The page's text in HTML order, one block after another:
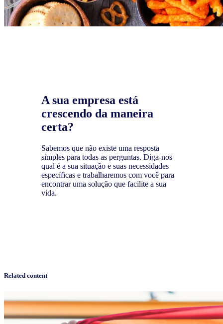
A sua empresa está
crescendo da maneira
certa?
Sabemos que não existe uma resposta
simples para todas as perguntas. Diga-nos
qual é a sua situação e suas necessidades
específicas e trabalharemos com você para
encontrar uma solução que facilite a sua
vida.
Related content